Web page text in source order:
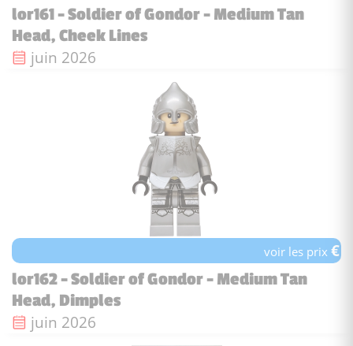
lor161 - Soldier of Gondor - Medium Tan
Head, Cheek Lines
Date de sortie :
juin 2026
voir les prix€
lor162 - Soldier of Gondor - Medium Tan
Head, Dimples
Date de sortie :
juin 2026